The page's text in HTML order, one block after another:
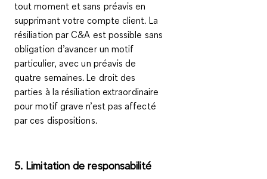
tout moment et sans préavis en
supprimant votre compte client. La
résiliation par C&A est possible sans
obligation d’avancer un motif
particulier, avec un préavis de
quatre semaines. Le droit des
parties à la résiliation extraordinaire
pour motif grave n’est pas affecté
par ces dispositions.
5. Limitation de responsabilité